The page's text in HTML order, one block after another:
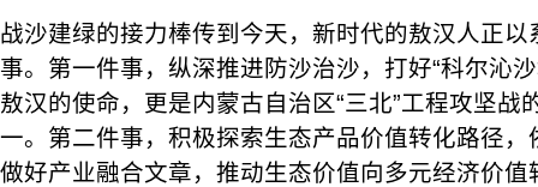
战沙建绿的接力棒传到今天，新时代的敖汉人正
事。第一件事，纵深推进防沙治沙，打好“科尔沁
敖汉的使命，更是内蒙古自治区“三北”工程攻坚战
一。第二件事，积极探索生态产品价值转化路径
做好产业融合文章，推动生态价值向多元经济价值